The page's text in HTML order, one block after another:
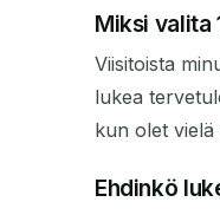
Miksi valita
Viisitoista
lukea
kun olet vielä
Ehdinkö